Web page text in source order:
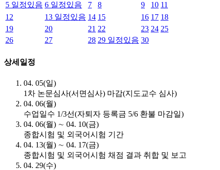
5 일정있음 6 일정있음 7 8 9 10 11
12
13 일정있음 14 15 16 17 18
19
20 21 22 23 24 25
26
27 28 29 일정있음 30
상세일정
04. 05(일)
1차 논문심사(서면심사) 마감(지도교수 심사)
04. 06(월)
수업일수 1/3선(자퇴자 등록금 5/6 환불 마감일)
04. 06(월) ∼ 04. 10(금)
종합시험 및 외국어시험 기간
04. 13(월) ∼ 04. 17(금)
종합시험 및 외국어시험 채점 결과 취합 및 보고
04. 29(수)